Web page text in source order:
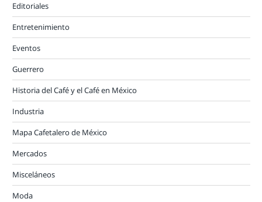
Editoriales
Entretenimiento
Eventos
Guerrero
Historia del Café y el Café en México
Industria
Mapa Cafetalero de México
Mercados
Misceláneos
Moda